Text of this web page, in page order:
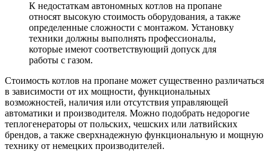
К недостаткам автономных котлов на пропане
относят высокую стоимость оборудования, а также
определенные сложности с монтажом. Установку
техники должны выполнять профессионалы,
которые имеют соответствующий допуск для
работы с газом.
Стоимость котлов на пропане может существенно различаться
в зависимости от их мощности, функциональных
возможностей, наличия или отсутствия управляющей
автоматики и производителя. Можно подобрать недорогие
теплогенераторы от польских, чешских или латвийских
брендов, а также сверхнадежную функциональную и мощную
технику от немецких производителей.